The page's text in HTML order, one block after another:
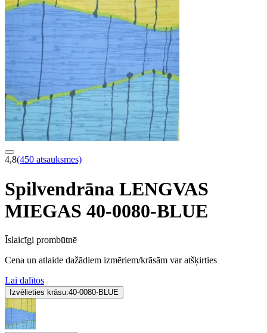
4,8(450 atsauksmes)
Spilvendrāna LENGVAS
MIEGAS 40-0080-BLUE
Īslaicīgi prombūtnē
Cena un atlaide dažādiem izmēriem/krāsām var atšķirties
Lai dalītos
Izvēlieties krāsu:40-0080-BLUE